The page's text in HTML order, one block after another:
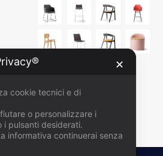
✕
cookie tecnici e di
o personalizzare i
i pulsanti desiderati.
informativa continuerai senza